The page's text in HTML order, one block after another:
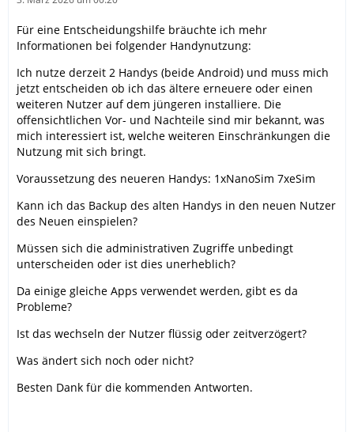
Für eine Entscheidungshilfe bräuchte ich mehr
Informationen bei folgender Handynutzung:
Ich nutze derzeit 2 Handys (beide Android) und muss mich
jetzt entscheiden ob ich das ältere erneuere oder einen
weiteren Nutzer auf dem jüngeren installiere. Die
offensichtlichen Vor- und Nachteile sind mir bekannt, was
mich interessiert ist, welche weiteren Einschränkungen die
Nutzung mit sich bringt.
Voraussetzung des neueren Handys: 1xNanoSim 7xeSim
Kann ich das Backup des alten Handys in den neuen Nutzer
des Neuen einspielen?
Müssen sich die administrativen Zugriffe unbedingt
unterscheiden oder ist dies unerheblich?
Da einige gleiche Apps verwendet werden, gibt es da
Probleme?
Ist das wechseln der Nutzer flüssig oder zeitverzögert?
Was ändert sich noch oder nicht?
Besten Dank für die kommenden Antworten.